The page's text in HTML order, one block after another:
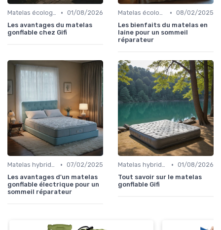
Matelas écologiques • 01/08/2026
Les avantages du matelas
gonflable chez Gifi
Matelas écologiques • 08/02/2025
Les bienfaits du matelas en
laine pour un sommeil
réparateur
Matelas hybrides • 07/02/2025
Les avantages d'un matelas
gonflable électrique pour un
sommeil réparateur
Matelas hybrides • 01/08/2026
Tout savoir sur le matelas
gonflable Gifi